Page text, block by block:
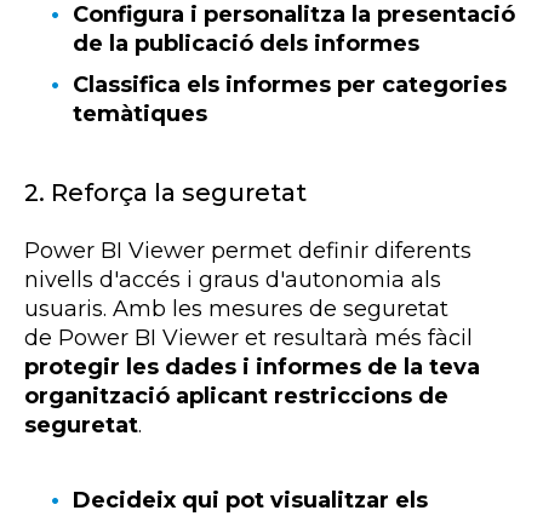
Configura i personalitza la presentació
de la publicació dels informes
Classifica els informes per categories
temàtiques
2. Reforça la seguretat
Power BI Viewer permet definir diferents
nivells d'accés i graus d'autonomia als
usuaris. Amb les mesures de seguretat
de Power BI Viewer et resultarà més fàcil
protegir les dades i informes de la teva
organització aplicant restriccions de
seguretat.
Decideix qui pot visualitzar els